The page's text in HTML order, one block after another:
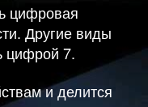
цифровая
Другие виды
цифрой 7.
и делится